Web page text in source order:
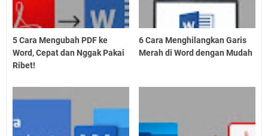
5 Cara Mengubah PDF ke
Word, Cepat dan Nggak Pakai
Ribet!
6 Cara Menghilangkan Garis
Merah di Word dengan Mudah